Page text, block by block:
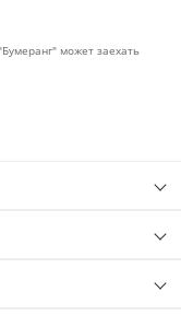
может заехать